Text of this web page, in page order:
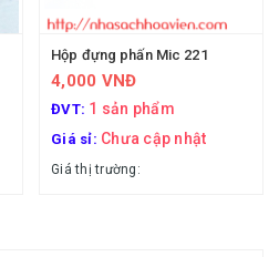
Hộp đựng phấn Mic 221
4,000 VNĐ
ĐVT: 1 sản phẩm
Giá sỉ: Chưa cập nhật
Giá thị trường: